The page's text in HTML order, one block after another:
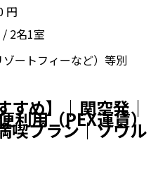
円
/ 2名1室
ートフィーなど）等別
すめ】｜関空発｜
利用（PEX運賃）
喫プラン｜ソウル